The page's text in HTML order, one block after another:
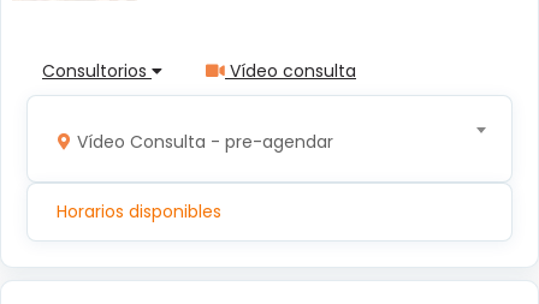
Consultorios Vídeo consulta
Vídeo Consulta - pre-agendar
Horarios disponibles